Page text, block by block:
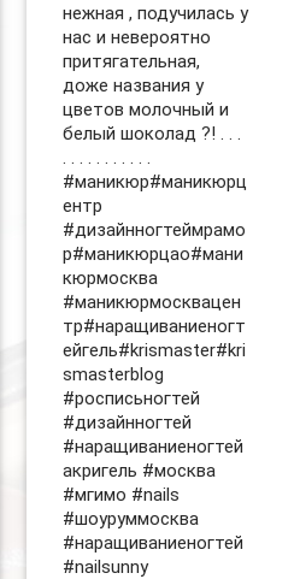
нежная , подучилась у
нас и невероятно
притягательная,
доже названия у
цветов молочный и
белый шоколад ?! . . .
. . . . . . . . . . .
#маникюр#маникюрц
ентр
#дизайнногтеймрамо
р#маникюрцао#мани
кюрмосква
#маникюрмосквацен
тр#наращиваниеногт
ейгель#krismaster#kri
smasterblog
#росписьногтей
#дизайнногтей
#наращиваниеногтей
акригель #москва
#мгимо #nails
#шоуруммосква
#наращиваниеногтей
#nailsunny